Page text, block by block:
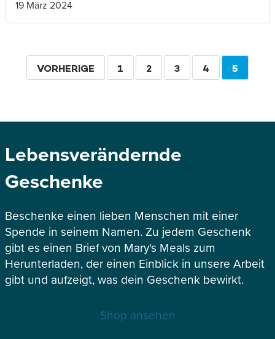
19 März 2024
Seitennummerierung
VORHERIGE
VORHERIGE SEITE
1 SEITE
2 SEITE
3 SEITE
4 5
Lebensverändernde
Geschenke
Beschenke einen lieben Menschen mit einer
Spende in seinem Namen. Zu jedem Geschenk
gibt es einen Brief von Mary's Meals zum
Herunterladen, der einen Einblick in unsere Arbeit
gibt und aufzeigt, was dein Geschenk bewirkt.
Shop ansehen